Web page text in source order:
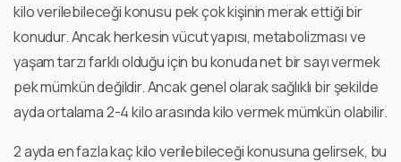
kilo verilebileceği konusu pek çok kişinin merak ettiği bir
konudur. Ancak herkesin vücut yapısı, metabolizması ve
yaşam tarzı farklı olduğu için bu konuda net bir sayı vermek
pek mümkün değildir. Ancak genel olarak sağlıklı bir şekilde
ayda ortalama 2-4 kilo arasında kilo vermek mümkün olabilir.
2 ayda en fazla kaç kilo verilebileceği konusuna gelirsek, bu